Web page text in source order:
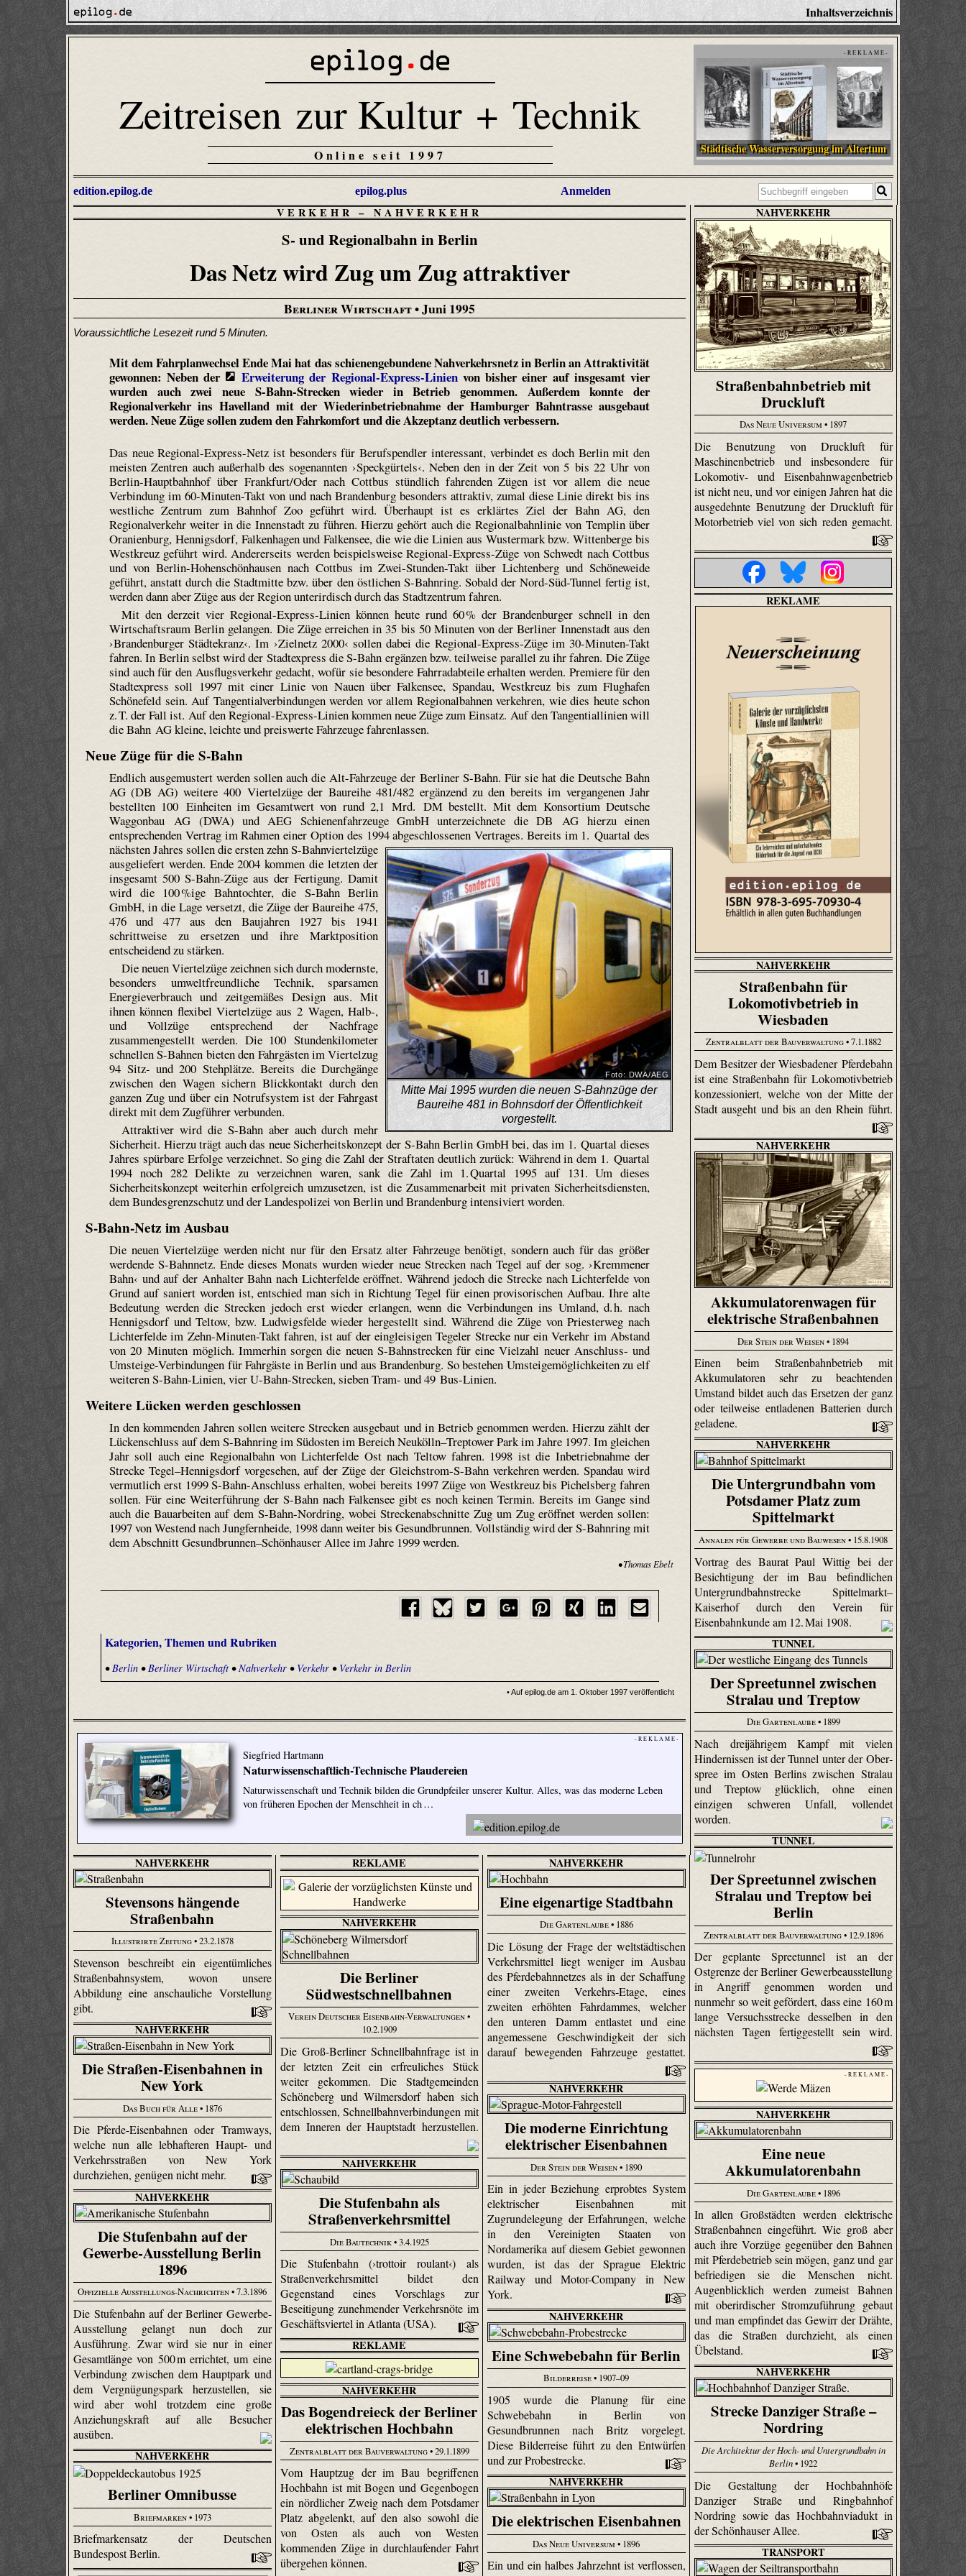
Inhaltsverzeichnis
Zeitreisen zur Kultur + Technik
Online seit 1997
- R E K L A M E -
Städtische Wasserversorgung im Altertum
edition.epilog.de epilog.plus Anmelden
VERKEHR–NAHVERKEHR
S- und Regionalbahn in Berlin
Das Netz wird Zug um Zug attraktiver
Berliner Wirtschaft• Juni 1995
Voraussichtliche Lesezeit rund 5 Minuten.
Mit dem Fahrplanwechsel Ende Mai hat das schienengebundene Nahverkehrsnetz in Berlin an Attraktivität
gewonnen: Neben der
Erweiterung der Regional-Express-Linienvon bisher einer auf insgesamt vier
wurden auch zwei neue S-Bahn-Strecken wieder in Betrieb genommen. Außerdem konnte der
Regionalverkehr ins Havelland mit der Wiederinbetriebnahme der Hamburger Bahntrasse ausgebaut
werden. Neue Züge sollen zudem den Fahrkomfort und die Akzeptanz deutlich verbessern.
Das neue Regional-Express-Netz ist besonders für Berufspendler interessant, verbindet es doch Berlin mit den
meisten Zentren auch außerhalb des sogenannten ›Speckgürtels‹. Neben den in der Zeit von 5 bis 22 Uhr von
Berlin-Hauptbahnhof über Frankfurt/Oder nach Cottbus stündlich fahrenden Zügen ist vor allem die neue
Verbindung im 60-Minuten-Takt von und nach Brandenburg besonders attraktiv, zumal diese Linie direkt bis ins
westliche Zentrum zum Bahnhof Zoo geführt wird. Überhaupt ist es erklärtes Ziel der Bahn AG, den
Regionalverkehr weiter in die Innenstadt zu führen. Hierzu gehört auch die Regionalbahnlinie von Templin über
Oranienburg, Hennigsdorf, Falkenhagen und Falkensee, die wie die Linien aus Wustermark bzw. Wittenberge bis
Westkreuz geführt wird. Andererseits werden beispielsweise Regional-Express-Züge von Schwedt nach Cottbus
und von Berlin-Hohenschönhausen nach Cottbus im Zwei-Stunden-Takt über Lichtenberg und Schöneweide
geführt, anstatt durch die Stadtmitte bzw. über den östlichen S-Bahnring. Sobald der Nord-Süd-Tunnel fertig ist,
werden dann aber Züge aus der Region unterirdisch durch das Stadtzentrum fahren.
Mit den derzeit vier Regional-Express-Linien können heute rund 60 % der Brandenburger schnell in den
Wirtschaftsraum Berlin gelangen. Die Züge erreichen in 35 bis 50 Minuten von der Berliner Innenstadt aus den
›Brandenburger Städtekranz‹. Im ›Zielnetz 2000‹ sollen dabei die Regional-Express-Züge im 30-Minuten-Takt
fahren. In Berlin selbst wird der Stadtexpress die S-Bahn ergänzen bzw. teilweise parallel zu ihr fahren. Die Züge
sind auch für den Ausflugsverkehr gedacht, wofür sie besondere Fahrradabteile erhalten werden. Premiere für den
Stadtexpress soll 1997 mit einer Linie von Nauen über Falkensee, Spandau, Westkreuz bis zum Flughafen
Schönefeld sein. Auf Tangentialverbindungen werden vor allem Regionalbahnen verkehren, wie dies heute schon
z. T. der Fall ist. Auf den Regional-Express-Linien kommen neue Züge zum Einsatz. Auf den Tangentiallinien will
die Bahn AG kleine, leichte und preiswerte Fahrzeuge fahrenlassen.
Neue Züge für die S-Bahn
Endlich ausgemustert werden sollen auch die Alt-Fahrzeuge der Berliner S-Bahn. Für sie hat die Deutsche Bahn
AG (DB AG) weitere 400 Viertelzüge der Baureihe 481/482 ergänzend zu den bereits im vergangenen Jahr
bestellten 100 Einheiten im Gesamtwert von rund 2,1 Mrd. DM bestellt. Mit dem Konsortium Deutsche
Waggonbau AG (DWA) und AEG Schienenfahrzeuge GmbH unterzeichnete die DB AG hierzu einen
entsprechenden Vertrag im Rahmen einer Option des 1994 abgeschlossenen Vertrages.
Foto: DWA/AEG
Mitte Mai 1995 wurden die neuen S-Bahnzüge der
Baureihe 481 in Bohnsdorf der Öffentlichkeit
vorgestellt.
Bereits im 1. Quartal des
nächsten Jahres sollen die ersten zehn S-Bahnviertelzüge
ausgeliefert werden. Ende 2004 kommen die letzten der
insgesamt 500 S-Bahn-Züge aus der Fertigung. Damit
wird die 100 %ige Bahntochter, die S-Bahn Berlin
GmbH, in die Lage versetzt, die Züge der Baureihe 475,
476 und 477 aus den Baujahren 1927 bis 1941
schrittweise zu ersetzen und ihre Marktposition
entscheidend zu stärken.
Die neuen Viertelzüge zeichnen sich durch modernste,
besonders umweltfreundliche Technik, sparsamen
Energieverbrauch und zeitgemäßes Design aus. Mit
ihnen können flexibel Viertelzüge aus 2 Wagen, Halb-,
und Vollzüge entsprechend der Nachfrage
zusammengestellt werden. Die 100 Stundenkilometer
schnellen S-Bahnen bieten den Fahrgästen im Viertelzug
94 Sitz- und 200 Stehplätze. Bereits die Durchgänge
zwischen den Wagen sichern Blickkontakt durch den
ganzen Zug und über ein Notrufsystem ist der Fahrgast
direkt mit dem Zugführer verbunden.
Attraktiver wird die S-Bahn aber auch durch mehr
Sicherheit. Hierzu trägt auch das neue Sicherheitskonzept der S-Bahn Berlin GmbH bei, das im 1. Quartal dieses
Jahres spürbare Erfolge verzeichnet. So ging die Zahl der Straftaten deutlich zurück: Während in dem 1. Quartal
1994 noch 282 Delikte zu verzeichnen waren, sank die Zahl im 1. Quartal 1995 auf 131. Um dieses
Sicherheitskonzept weiterhin erfolgreich umzusetzen, ist die Zusammenarbeit mit privaten Sicherheitsdiensten,
dem Bundesgrenzschutz und der Landespolizei von Berlin und Brandenburg intensiviert worden.
S-Bahn-Netz im Ausbau
Die neuen Viertelzüge werden nicht nur für den Ersatz alter Fahrzeuge benötigt, sondern auch für das größer
werdende S-Bahnnetz. Ende dieses Monats wurden wieder neue Strecken nach Tegel auf der sog. ›Kremmener
Bahn‹ und auf der Anhalter Bahn nach Lichterfelde eröffnet. Während jedoch die Strecke nach Lichterfelde von
Grund auf saniert worden ist, entschied man sich in Richtung Tegel für einen provisorischen Aufbau. Ihre alte
Bedeutung werden die Strecken jedoch erst wieder erlangen, wenn die Verbindungen ins Umland, d. h. nach
Hennigsdorf und Teltow, bzw. Ludwigsfelde wieder hergestellt sind. Während die Züge von Priesterweg nach
Lichterfelde im Zehn-Minuten-Takt fahren, ist auf der eingleisigen Tegeler Strecke nur ein Verkehr im Abstand
von 20 Minuten möglich. Immerhin sorgen die neuen S-Bahnstrecken für eine Vielzahl neuer Anschluss- und
Umsteige-Verbindungen für Fahrgäste in Berlin und aus Brandenburg. So bestehen Umsteigemöglichkeiten zu elf
weiteren S-Bahn-Linien, vier U-Bahn-Strecken, sieben Tram- und 49 Bus-Linien.
Weitere Lücken werden geschlossen
In den kommenden Jahren sollen weitere Strecken ausgebaut und in Betrieb genommen werden. Hierzu zählt der
Lückenschluss auf dem S-Bahnring im Südosten im Bereich Neukölln–Treptower Park im Jahre 1997. Im gleichen
Jahr soll auch eine Regionalbahn von Lichterfelde Ost nach Teltow fahren. 1998 ist die Inbetriebnahme der
Strecke Tegel–Hennigsdorf vorgesehen, auf der Züge der Gleichstrom-S-Bahn verkehren werden. Spandau wird
vermutlich erst 1999 S-Bahn-Anschluss erhalten, wobei bereits 1997 Züge von Westkreuz bis Pichelsberg fahren
sollen. Für eine Weiterführung der S-Bahn nach Falkensee gibt es noch keinen Termin. Bereits im Gange sind
auch die Bauarbeiten auf dem S-Bahn-Nordring, wobei Streckenabschnitte Zug um Zug eröffnet werden sollen:
1997 von Westend nach Jungfernheide, 1998 dann weiter bis Gesundbrunnen. Vollständig wird der S-Bahnring mit
dem Abschnitt Gesundbrunnen–Schönhauser Allee im Jahre 1999 werden.
• Thomas Ebelt
Kategorien, Themen und Rubriken
• Berlin • Berliner Wirtschaft •Nahverkehr • Verkehr • Verkehr in Berlin
• Auf epilog.de am 1. Oktober 1997 veröffentlicht
- R E K L A M E -
Siegfried Hartmann
Naturwissenschaftlich-Technische Plaudereien
Naturwissenschaft und Technik bilden die Grundpfeiler unserer Kultur. Alles, was das moderne Leben
von früheren Epochen der Menschheit in ch …
NAHVERKEHR
Straßenbahnbetrieb mit
Druckluft
Das Neue Universum • 1897
Die Benutzung von Druckluft für
Maschinenbetrieb und insbesondere für
Lokomotiv- und Eisenbahnwagenbetrieb
ist nicht neu, und vor einigen Jahren hat die
ausgedehnte Benutzung der Druckluft für
Motorbetrieb viel von sich reden gemacht.
REKLAME
NAHVERKEHR
Straßenbahn für
Lokomotivbetrieb in
Wiesbaden
Zentralblatt der Bauverwaltung• 7.1.1882
Dem Besitzer der Wiesbadener Pferdebahn
ist eine Straßenbahn für Loko­motiv­betrieb
konzessioniert, welche von der Mitte der
Stadt ausgeht und bis an den Rhein führt.
NAHVERKEHR
Akkumulatorenwagen für
elektrische Straßenbahnen
Der Stein der Weisen• 1894
Einen beim Straßenbahnbetrieb mit
Akkumulatoren sehr zu beachtenden
Umstand bildet auch das Ersetzen der ganz
oder teilweise entladenen Batterien durch
geladene.
NAHVERKEHR
Die Untergrundbahn vom
Potsdamer Platz zum
Spittelmarkt
Annalen für Gewerbe und Bauwesen• 15.8.1908
Vortrag des Baurat Paul Wittig bei der
Besichtigung der im Bau befindlichen
Untergrundbahnstrecke Spittelmarkt–
Kaiserhof durch den Verein für
Eisenbahnkunde am 12. Mai 1908.
TUNNEL
Der Spreetunnel zwischen
Stralau und Treptow
Die Gartenlaube• 1899
Nach dreijährigem Kampf mit vielen
Hindernissen ist der Tunnel unter der Ober­
spree im Osten Berlins zwischen Stralau
und Treptow glücklich, ohne einen
einzigen schweren Unfall, vollendet
worden.
TUNNEL
Der Spreetunnel zwischen
Stralau und Treptow bei
Berlin
Zentralblatt der Bauverwaltung• 12.9.1896
Der geplante Spree­tunnel ist an der
Ostgrenze der Berliner Gewerbeausstellung
in Angriff genommen worden und
nunmehr so weit gefördert, dass eine 160 m
lange Versuchsstrecke desselben in den
nächsten Tagen fertiggestellt sein wird.
NAHVERKEHR
Stevensons hängende
Straßenbahn
Illustrirte Zeitung• 23.2.1878
Stevenson beschreibt ein eigentümliches
Straßenbahnsystem, wovon unsere
Abbildung eine anschauliche Vorstellung
gibt.
REKLAME
NAHVERKEHR
Die Berliner
Südwestschnellbahnen
Verein Deutscher Eisenbahn-Verwaltungen•
10.2.1909
Die Groß-Berliner Schnellbahnfrage ist in
der letzten Zeit ein erfreuliches Stück
weiter gekommen. Die Stadtgemeinden
Schöneberg und Wilmersdorf haben sich
entschlossen, Schnellbahnverbindungen mit
dem Inneren der Hauptstadt herzustellen.
NAHVERKEHR
Eine eigenartige Stadtbahn
Die Gartenlaube• 1886
Die Lösung der Frage der weltstädtischen
Verkehrsmittel liegt weniger im Ausbau
des Pferdebahnnetzes als in der Schaffung
einer zweiten Verkehrs-Etage, eines
zweiten erhöhten Fahrdammes, welcher
den unteren Damm entlastet und eine
angemessene Geschwindigkeit der sich
darauf bewegenden Fahrzeuge gestattet.
NAHVERKEHR
Die Straßen-Eisenbahnen in
New York
Das Buch für Alle• 1876
Die Pferde-Eisenbahnen oder Tramways,
welche nun alle lebhafteren Haupt- und
Verkehrsstraßen von New York
durchziehen, genügen nicht mehr.
- R E K L A M E -
NAHVERKEHR
Eine neue
Akkumulatorenbahn
Die Gartenlaube• 1896
In allen Großstädten werden elektrische
Straßenbahnen eingeführt. Wie groß aber
auch ihre Vorzüge gegenüber den Bahnen
mit Pferdebetrieb sein mögen, ganz und gar
befriedigen sie die Menschen nicht.
Augenblicklich werden zumeist Bahnen
mit oberirdischer Stromzuführung gebaut
und man empfindet das Gewirr der Drähte,
das die Straßen durchzieht, als einen
Übelstand.
NAHVERKEHR
Die moderne Einrichtung
elektrischer Eisenbahnen
Der Stein der Weisen• 1890
Ein in jeder Beziehung erprobtes System
elektrischer Eisenbahnen mit
Zugrundelegung der Erfahrungen, welche
in den Vereinigten Staaten von
Nordamerika auf diesem Gebiet gewonnen
wurden, ist das der Sprague Elektric
Railway und Motor-Company in New
York.
NAHVERKEHR
Die Stufenbahn als
Straßenverkehrsmittel
Die Bautechnik• 3.4.1925
Die Stufenbahn (›trottoir roulant‹) als
Straßenverkehrsmittel bildet den
Gegenstand eines Vorschlags zur
Beseitigung zunehmender Verkehrsnöte im
Geschäftsviertel in Atlanta (USA).
NAHVERKEHR
Die Stufenbahn auf der
Gewerbe-Ausstellung Berlin
1896
Offizielle Ausstellungs-Nachrichten• 7.3.1896
Die Stufenbahn auf der Berliner Gewerbe-
Ausstellung gelangt nun doch zur
Ausführung. Zwar wird sie nur in einer
Gesamtlänge von 500 m errichtet, um eine
Verbindung zwischen dem Hauptpark und
dem Vergnügungspark herzustellen, sie
wird aber wohl trotzdem eine große
Anziehungskraft auf alle Besucher
ausüben.
NAHVERKEHR
Eine Schwebebahn für Berlin
Bilderreise• 1907–09
1905 wurde die Planung für eine
Schwebebahn in Berlin von
Gesundbrunnen nach Britz vorgelegt.
Diese Bilderreise führt zu den Entwürfen
und zur Probestrecke.
REKLAME
NAHVERKEHR
Das Bogendreieck der Berliner
elektrischen Hochbahn
Zentralblatt der Bauverwaltung• 29.1.1899
Vom Hauptzug der im Bau begriffenen
Hochbahn ist mit Bogen und Gegenbogen
ein nördlicher Zweig nach dem Potsdamer
Platz abgelenkt, auf den also sowohl die
von Osten als auch von Westen
kommenden Züge in durchlaufender Fahrt
übergehen können.
NAHVERKEHR
Strecke Danziger Straße –
Nordring
Die Architektur der Hoch- und Untergrundbahn in
Berlin• 1922
Die Gestaltung der Hochbahnhöfe
Danziger Straße und Ringbahnhof
Nordring sowie das Hochbahnviadukt in
der Schönhauser Allee.
NAHVERKEHR
Berliner Omnibusse
Briefmarken• 1973
Briefmarkensatz der Deutschen
Bundespost Berlin.
NAHVERKEHR
Die elektrischen Eisenbahnen
Das Neue Universum• 1896
Ein und ein halbes Jahrzehnt ist verflossen,
TRANSPORT